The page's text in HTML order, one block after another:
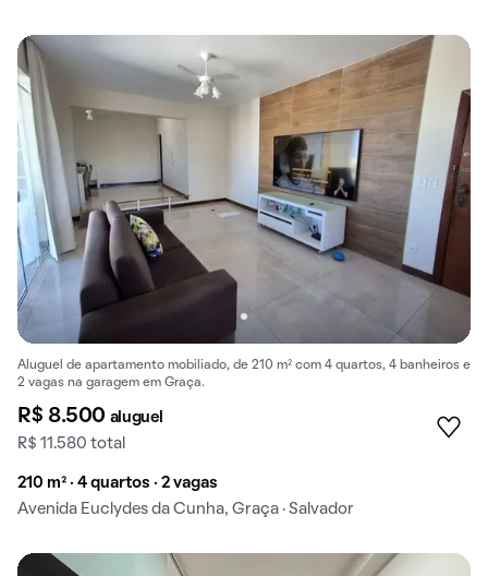
Aluguel de apartamento mobiliado, de 210 m² com 4 quartos, 4 banheiros e
2 vagas na garagem em Graça.
R$ 8.500 aluguel
R$ 11.580 total
210 m² · 4 quartos · 2 vagas
Avenida Euclydes da Cunha, Graça · Salvador